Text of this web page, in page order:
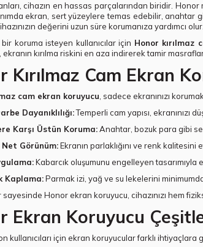
cihazın en hassas parçalarından biridir.
ekran, sert yüzeylere temas edebilir,
değerini uzun süre korumanıza yardımcı olur.
koruma isteyen kullanıcılar için Honor kırılmaz
ekranın kırılma riskini en aza indirerek tamir
Kırılmaz Cam Ekran
cam ekran koruyucu, sadece ekranınızı
Dayanıklılığı:Temperli cam yapısı, ekranınızı
Karşı Üstün Koruma:Anahtar, bozuk para gibi
Net Görünüm:Ekranın parlaklığını ve renk
Kabarcık oluşumunu engelleyen
Kaplama:Parmak izi, yağ ve su lekelerini
Honor ekran koruyucu, cihazınızı hem
Ekran Koruyucu
kullanıcıları için ekran koruyucular farklı ihtiyaçlara